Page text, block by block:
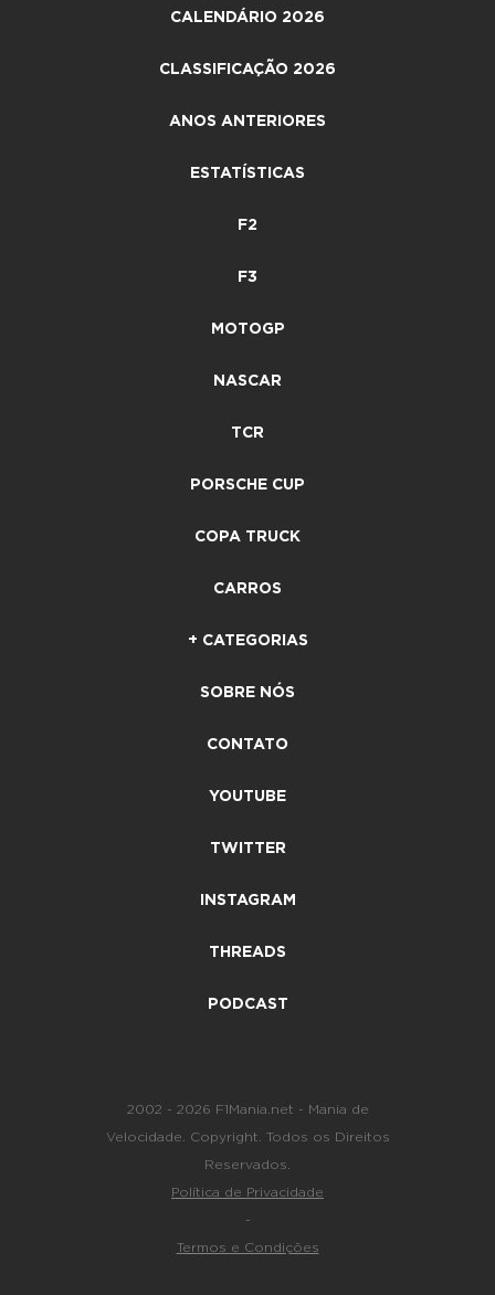
CALENDÁRIO 2026
CLASSIFICAÇÃO 2026
ANOS ANTERIORES
ESTATÍSTICAS
F2
F3
MOTOGP
NASCAR
TCR
PORSCHE CUP
COPA TRUCK
CARROS
+ CATEGORIAS
SOBRE NÓS
CONTATO
YOUTUBE
TWITTER
INSTAGRAM
THREADS
PODCAST
2002 - 2026 F1Mania.net - Mania de
Velocidade. Copyright. Todos os Direitos
Reservados.
Política de Privacidade
-
Termos e Condições